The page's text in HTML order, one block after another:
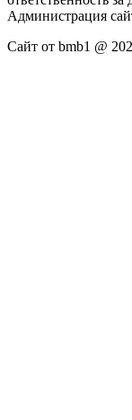
Администрация
Сайт от bmb1 @